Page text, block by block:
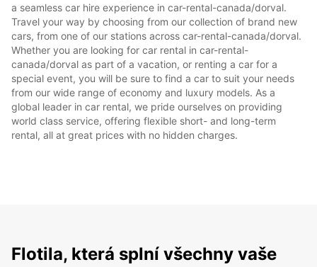
a seamless car hire experience in car-rental-canada/dorval.
Travel your way by choosing from our collection of brand new
cars, from one of our stations across car-rental-canada/dorval.
Whether you are looking for car rental in car-rental-
canada/dorval as part of a vacation, or renting a car for a
special event, you will be sure to find a car to suit your needs
from our wide range of economy and luxury models. As a
global leader in car rental, we pride ourselves on providing
world class service, offering flexible short- and long-term
rental, all at great prices with no hidden charges.
Flotila, která splní všechny vaše